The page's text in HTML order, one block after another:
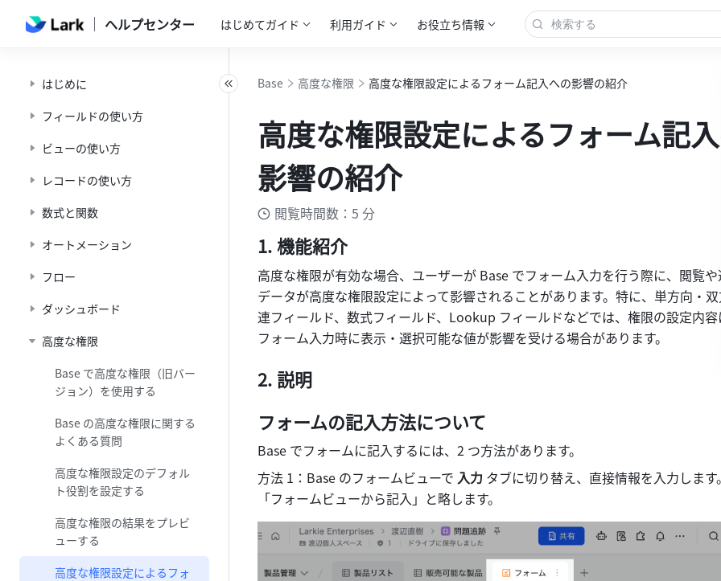
ヘルプセンター はじめてガイド 利用ガイド お役立ち情報
はじめに
フィールドの使い方
ビューの使い方
レコードの使い方
数式と関数
オートメーション
フロー
ダッシュボード
高度な権限
Base で高度な権限（旧バー
ジョン）を使用する
Base の高度な権限に関する
よくある質問
高度な権限設定のデフォル
ト役割を設定する
高度な権限の結果をプレビ
ューする
高度な権限設定によるフォ
Base 高度な権限 高度な権限設定によるフォーム記入への影響の紹介
高度な権限設定によるフォーム記
影響の紹介
閲覧時間数：5 分
機能紹介
高度な権限が有効な場合、ユーザーが Base でフォーム入力を行う際に、閲覧
データが高度な権限設定によって影響されることがあります。特に、単方向・
連フィールド、数式フィールド、Lookup フィールドなどでは、権限の設定内容
フォーム入力時に表示・選択可能な値が影響を受ける場合があります。
説明
フォームの記入方法について
Base でフォームに記入するには、2 つ方法があります。
方法 1：Base のフォームビューで 入力 タブに切り替え、直接情報を入力しま
「フォームビューから記入」と略します。